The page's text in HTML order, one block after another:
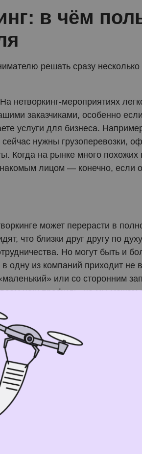
в чём
решать сразу несколько
На нетворкинг-мероприятиях
заказчиками, особенно
услуги для бизнеса.
сейчас нужны грузоперевозки,
Когда на рынке много
лицом — конечно, если
может перерасти в
что близки друг другу по
Но могут быть и
одну из компаний приходит не
или со сторонним
наш профиль, но мы можем
большинство компаний
видит успехи, а
истории
на нетворкинг-мероприятии
может поделиться чем-то
свои беды и